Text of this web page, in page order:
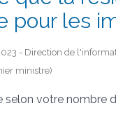
pour les
- Direction de
ministre)
selon votre nombre